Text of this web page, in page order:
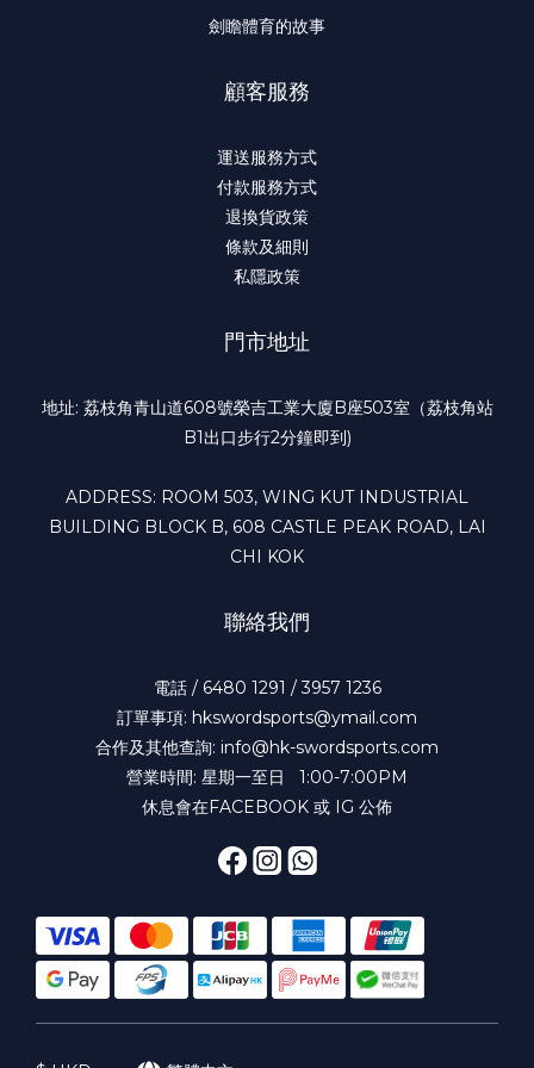
劍瞻體育的故事
顧客服務
運送服務方式
付款服務方式
退換貨政策
條款及細則
私隱政策
門市地址
地址: 荔枝角青山道608號榮吉工業大廈B座503室（荔枝角站
B1出口步行2分鐘即到)
ADDRESS: ROOM 503, WING KUT INDUSTRIAL
BUILDING BLOCK B, 608 CASTLE PEAK ROAD, LAI
CHI KOK
聯絡我們
電話 / 6480 1291 / 3957 1236
訂單事項: hkswordsports@ymail.com
合作及其他查詢: info@hk-swordsports.com
營業時間: 星期一至日 1:00-7:00PM
休息會在FACEBOOK 或 IG 公佈